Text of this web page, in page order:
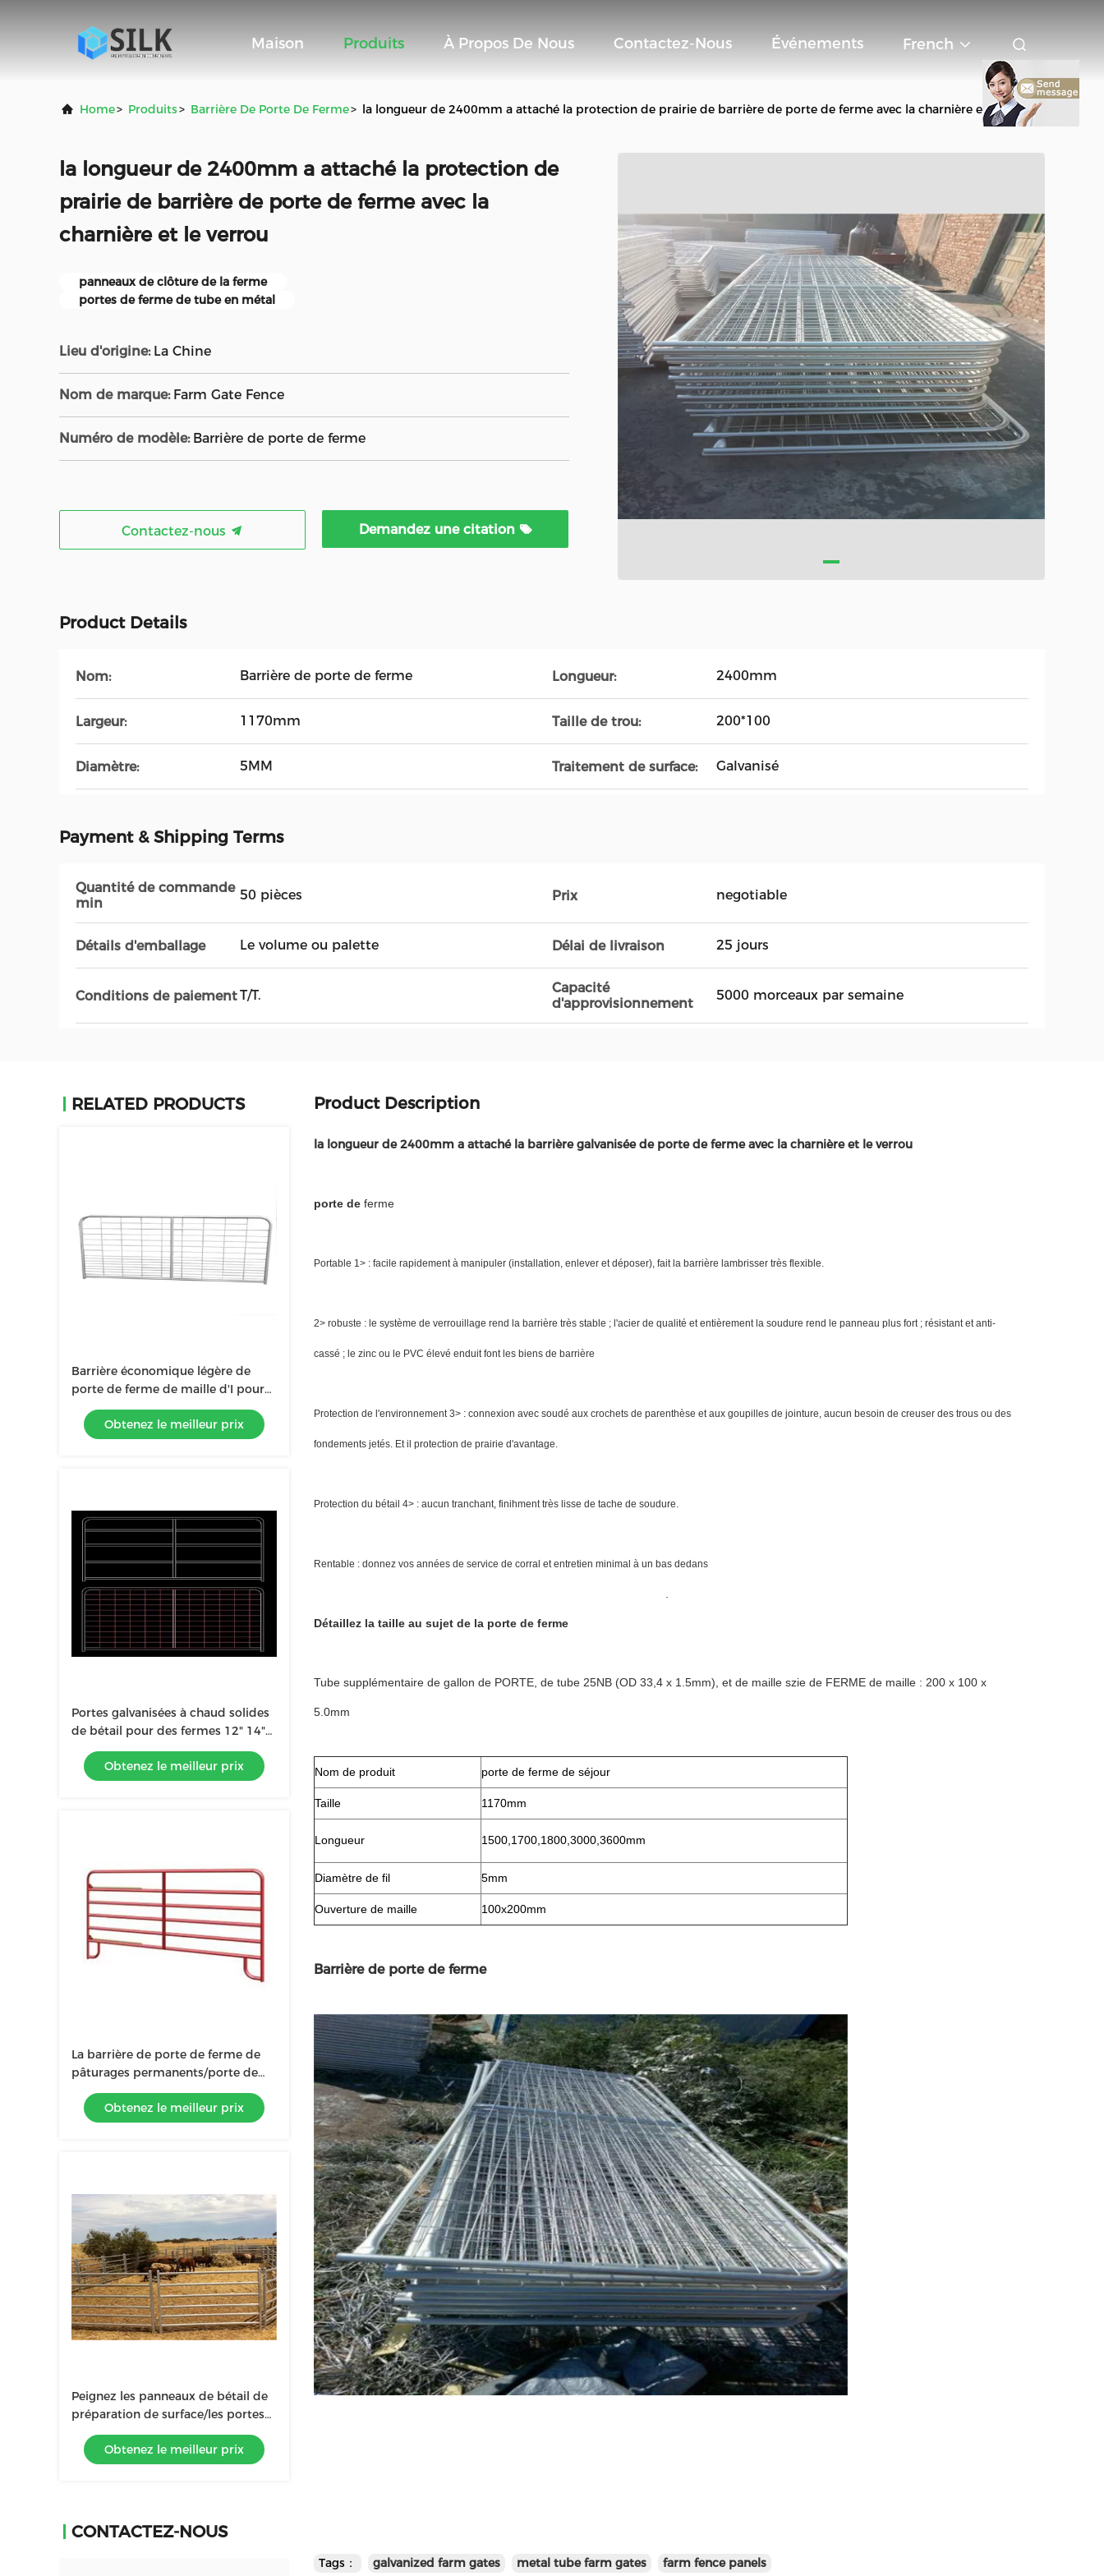
Maison Produits À Propos De Nous Contactez-Nous Événements French
Home> Produits> Barrière De Porte De Ferme> la longueur de 2400mm a attaché la protection de prairie de barrière de porte de ferme avec la charnière et le verrou
la longueur de 2400mm a attaché la protection de
prairie de barrière de porte de ferme avec la
charnière et le verrou
panneaux de clôture de la ferme
portes de ferme de tube en métal
Lieu d'origine: La Chine
Nom de marque: Farm Gate Fence
Numéro de modèle: Barrière de porte de ferme
Contactez-nous Demandez une citation
Product Details
Nom: Barrière de porte de ferme Longueur: 2400mm
Largeur: 1170mm Taille de trou: 200*100
Diamètre: 5MM Traitement de surface: Galvanisé
Payment & Shipping Terms
Quantité de commande
min
50 pièces Prix negotiable
Détails d'emballage Le volume ou palette Délai de livraison 25 jours
Conditions de paiementT/T.
Capacité
d'approvisionnement
5000 morceaux par semaine
RELATED PRODUCTS
Barrière économique légère de
porte de ferme de maille d'I pour
la vache, Taureau, veaux
Obtenez le meilleur prix
Portes galvanisées à chaud solides
de bétail pour des fermes 12" 14"
16" longueurs
Obtenez le meilleur prix
La barrière de porte de ferme de
pâturages permanents/porte de
ferme s'articule avec la poudre
rouge enduite
Obtenez le meilleur prix
Peignez les panneaux de bétail de
préparation de surface/les portes
résistants de ferme tube en métal
Obtenez le meilleur prix
CONTACTEZ-NOUS
Product Description
la longueur de 2400mm a attaché la barrière galvanisée de porte de ferme avec la charnière et le verrou
porte de ferme
Portable 1> : facile rapidement à manipuler (installation, enlever et déposer), fait la barrière lambrisser très flexible.
2> robuste : le système de verrouillage rend la barrière très stable ; l'acier de qualité et entièrement la soudure rend le panneau plus fort ; résistant et anti-
cassé ; le zinc ou le PVC élevé enduit font les biens de barrière
Protection de l'environnement 3> : connexion avec soudé aux crochets de parenthèse et aux goupilles de jointure, aucun besoin de creuser des trous ou des
fondements jetés. Et il protection de prairie d'avantage.
Protection du bétail 4> : aucun tranchant, finihment très lisse de tache de soudure.
Rentable : donnez vos années de service de corral et entretien minimal à un bas dedans
Détaillez la taille au sujet de la porte de ferme
Tube supplémentaire de gallon de PORTE, de tube 25NB (OD 33,4 x 1.5mm), et de maille szie de FERME de maille : 200 x 100 x
5.0mm
Nom de produit porte de ferme de séjour
Taille 1170mm
Longueur 1500,1700,1800,3000,3600mm
Diamètre de fil 5mm
Ouverture de maille 100x200mm
Barrière de porte de ferme
Tags： galvanized farm gates metal tube farm gates farm fence panels